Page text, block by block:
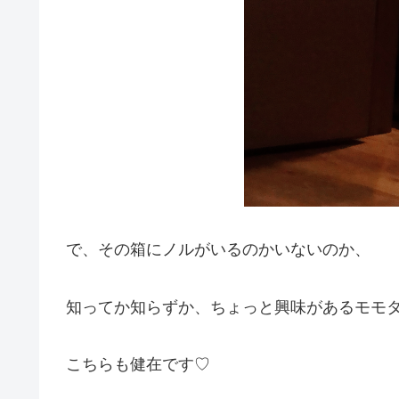
で、その箱にノルがいるのかいないのか、
知ってか知らずか、ちょっと興味があるモモ
こちらも健在です♡